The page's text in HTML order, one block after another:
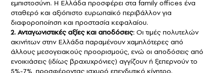
εμπιστοσύνη. Η Ελλάδα προσφέρει στα family offices ένα
σταθερό και αξιόπιστο ευρωπαϊκό περιβάλλον για
διαφοροποίηση και προστασία κεφαλαίου.
2. Ανταγωνιστικές αξίες και αποδόσεις: Οι τιμές πολυτελών
ακινήτων στην Ελλάδα παραμένουν χαμηλότερες από
άλλους μεσογειακούς προορισμούς, ενώ οι αποδόσεις από
ενοικιάσεις (ιδίως βραχυχρόνιες) αγγίζουν ή ξεπερνούν το